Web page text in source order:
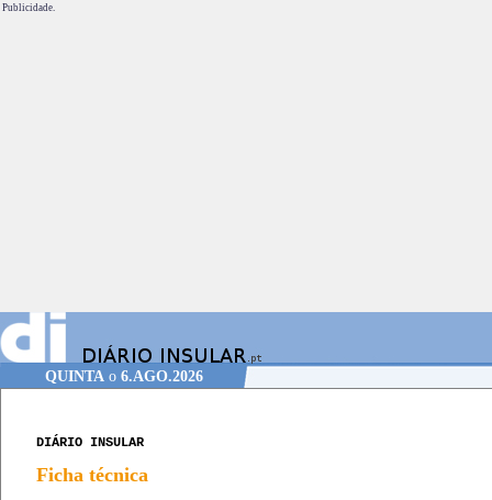
Publicidade.
QUINTAo 6.AGO.2026
DIÁRIO INSULAR
Ficha técnica